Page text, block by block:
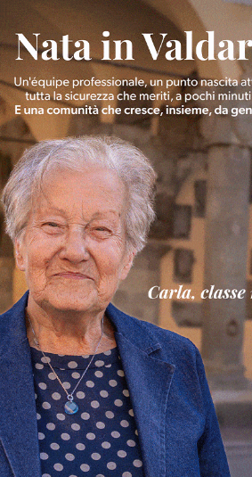
Cronaca 4 Agosto 2026
Un anno fa la strage in A1 in
Gianni, Giulia e Franco. Lo
processo, lo stop ai sorpassi
Cronaca 3 Agosto 2026
Scomparso da una struttura
Fiorentino l’uomo che aveva
Levane nel 2020
Articolo precedente
Sospesa la terza corsia autostradale
tra Incisa e Valdarno
Un
Ultime Notizie